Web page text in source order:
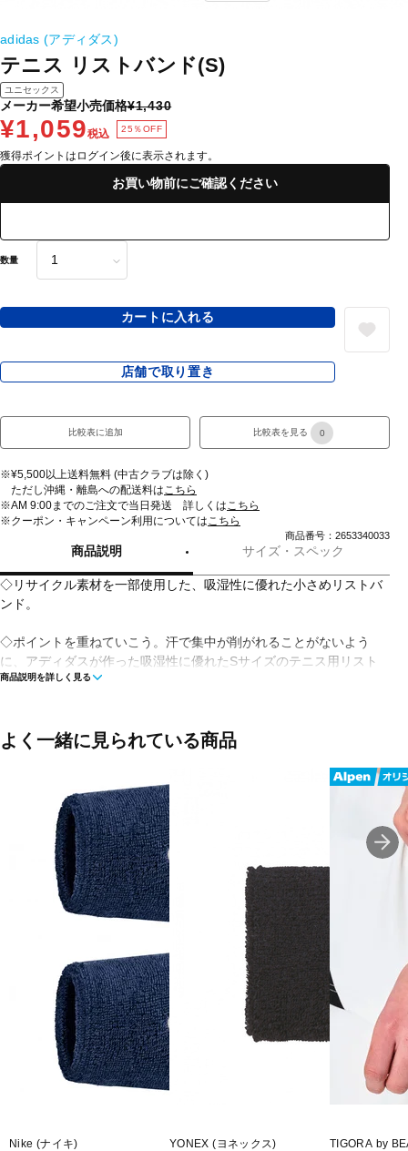
adidas (アディダス)
テニス リストバンド(S)
ユニセックス
メーカー希望小売価格¥1,430
¥1,059税込 25％OFF
獲得ポイントはログイン後に表示されます。
お買い物前にご確認ください
数量
カートに入れる
店舗で取り置き
比較表に追加 比較表を見る 0
※¥5,500以上送料無料 (中古クラブは除く)
ただし沖縄・離島への配送料はこちら
※AM 9:00までのご注文で当日発送 詳しくはこちら
※クーポン・キャンペーン利用についてはこちら
商品番号：2653340033
商品説明 サイズ・スペック
◇リサイクル素材を一部使用した、吸湿性に優れた小さめリストバ
ンド。
◇ポイントを重ねていこう。汗で集中が削がれることがないよう
に、アディダスが作った吸湿性に優れたSサイズのテニス用リスト
バンド。ソフトで吸収力に優れた、薄手のデザインだから、気にし
◇プラスチック廃棄物ゼロを目指すアディダスの取り組みの一つを
◇アディダスのブランドロゴ刺しゅう
ブラック/ブラック/ホワイト
■素材:リサイクルポリエステル74% / 綿23% / ポリウレタン3%
■2023年モデル
■メーカー型番：IC3567
商品説明を詳しく見る
よく一緒に見られている商品
Nike (ナイキ) YONEX (ヨネックス) TIGORA by